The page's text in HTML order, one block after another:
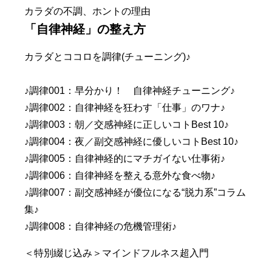
カラダの不調、ホントの理由
「自律神経」の整え方
カラダとココロを調律(チューニング)♪
♪調律001：早分かり！ 自律神経チューニング♪
♪調律002：自律神経を狂わす「仕事」のワナ♪
♪調律003：朝／交感神経に正しいコトBest 10♪
♪調律004：夜／副交感神経に優しいコトBest 10♪
♪調律005：自律神経的にマチガイない仕事術♪
♪調律006：自律神経を整える意外な食べ物♪
♪調律007：副交感神経が優位になる“脱力系”コラム
集♪
♪調律008：自律神経の危機管理術♪
＜特別綴じ込み＞マインドフルネス超入門